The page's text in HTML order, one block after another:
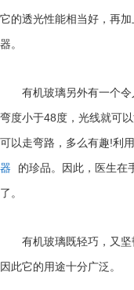
它的透光性能相当好，再
器。
有机玻璃另外有一个
弯度小于48度，光线就可
可以走弯路，多么有趣!利
器 的珍品。因此，医生在
了。
有机玻璃既轻巧，又
因此它的用途十分广泛。